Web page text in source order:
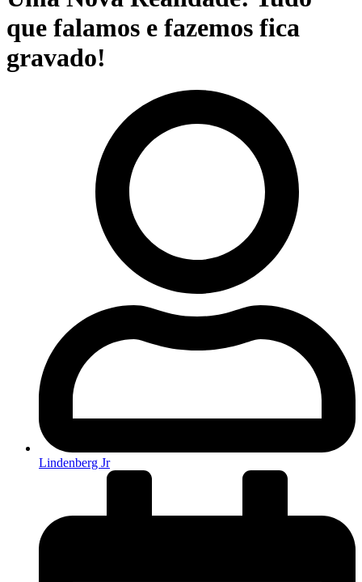
que falamos e fazemos fica
gravado!
Lindenberg Jr